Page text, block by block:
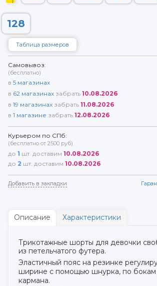
128
Таблица размеров
Самовывоз:
(бесплатно)
в 5 магазинах
в 62 магазинах забрать 10.08.2026
в 19 магазинах забрать 11.08.2026
в 1 магазине забрать 12.08.2026
Курьером по СПб:
(бесплатно от 2500 руб)
до 1 шт. доставим 10.08.2026
до 2 шт. доставим 10.08.2026
Добавить в закладки
Описание Характеристики
Трикотажные шорты для девочки
из петельчатого футера.
Эластичный пояс на резинке
ширине с помощью шнурка, по
кармана.